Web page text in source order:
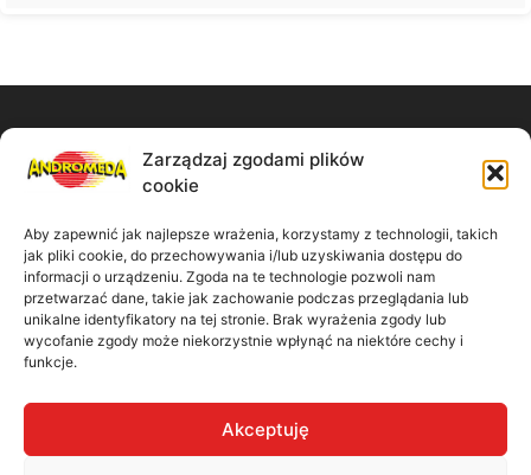
Zarządzaj zgodami plików
cookie
Aby zapewnić jak najlepsze wrażenia, korzystamy z technologii, takich
jak pliki cookie, do przechowywania i/lub uzyskiwania dostępu do
informacji o urządzeniu. Zgoda na te technologie pozwoli nam
przetwarzać dane, takie jak zachowanie podczas przeglądania lub
unikalne identyfikatory na tej stronie. Brak wyrażenia zgody lub
wycofanie zgody może niekorzystnie wpłynąć na niektóre cechy i
funkcje.
Akceptuję
Zadzwoń do nas:
61 867 11 91
Napisz wiadomość:
biuro@madbiuro.pl
ul. Kamiennogórska 9/41 60-179 Poznań